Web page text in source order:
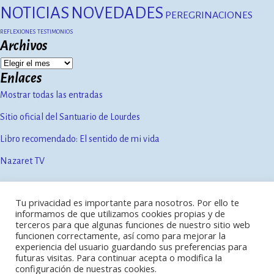
NOTICIAS NOVEDADES PEREGRINACIONES
REFLEXIONES TESTIMONIOS
Archivos
Enlaces
Mostrar todas las entradas
Sitio oficial del Santuario de Lourdes
Libro recomendado: El sentido de mi vida
Nazaret TV
Contacto
Política de privacidad
Aviso legal
Tu privacidad es importante para nosotros. Por ello te
informamos de que utilizamos cookies propias y de
terceros para que algunas funciones de nuestro sitio web
funcionen correctamente, así como para mejorar la
experiencia del usuario guardando sus preferencias para
futuras visitas. Para continuar acepta o modifica la
configuración de nuestras cookies.